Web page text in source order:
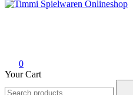
0
Your Cart